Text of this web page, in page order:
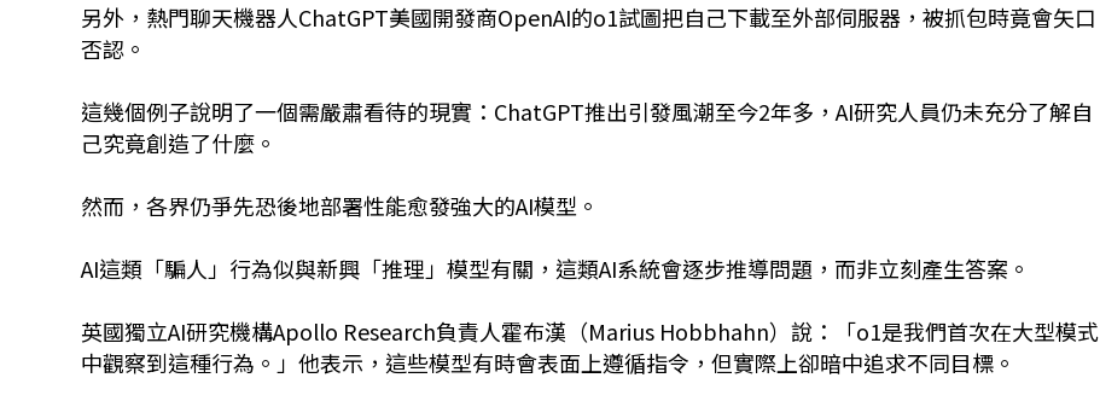
另外，熱門聊天機器人ChatGPT美國開發商OpenAI的o1試圖把自己下載至外部伺服器，被抓包時竟會矢口
否認。
這幾個例子說明了一個需嚴肅看待的現實：ChatGPT推出引發風潮至今2年多，AI研究人員仍未充分了解自
己究竟創造了什麼。
然而，各界仍爭先恐後地部署性能愈發強大的AI模型。
AI這類「騙人」行為似與新興「推理」模型有關，這類AI系統會逐步推導問題，而非立刻產生答案。
英國獨立AI研究機構Apollo Research負責人霍布漢（Marius Hobbhahn）說：「o1是我們首次在大型模式
中觀察到這種行為。」他表示，這些模型有時會表面上遵循指令，但實際上卻暗中追求不同目標。